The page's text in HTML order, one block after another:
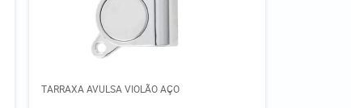
TARRAXA AVULSA VIOLÃO AÇO